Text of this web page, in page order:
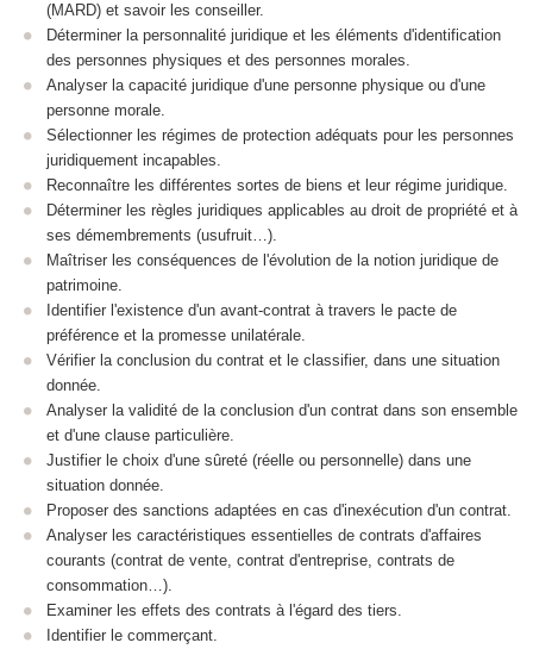
(MARD) et savoir les conseiller.
Déterminer la personnalité juridique et les éléments d'identification
des personnes physiques et des personnes morales.
Analyser la capacité juridique d'une personne physique ou d'une
personne morale.
Sélectionner les régimes de protection adéquats pour les personnes
juridiquement incapables.
Reconnaître les différentes sortes de biens et leur régime juridique.
Déterminer les règles juridiques applicables au droit de propriété et à
ses démembrements (usufruit…).
Maîtriser les conséquences de l'évolution de la notion juridique de
patrimoine.
Identifier l'existence d'un avant-contrat à travers le pacte de
préférence et la promesse unilatérale.
Vérifier la conclusion du contrat et le classifier, dans une situation
donnée.
Analyser la validité de la conclusion d'un contrat dans son ensemble
et d'une clause particulière.
Justifier le choix d'une sûreté (réelle ou personnelle) dans une
situation donnée.
Proposer des sanctions adaptées en cas d'inexécution d'un contrat.
Analyser les caractéristiques essentielles de contrats d'affaires
courants (contrat de vente, contrat d'entreprise, contrats de
consommation…).
Examiner les effets des contrats à l'égard des tiers.
Identifier le commerçant.